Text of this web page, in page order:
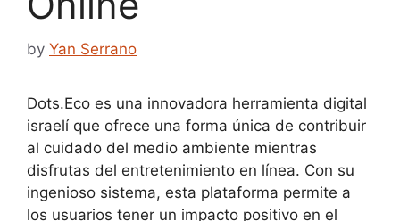
by Yan Serrano
Dots.Eco es una innovadora herramienta digital
israelí que ofrece una forma única de contribuir
al cuidado del medio ambiente mientras
disfrutas del entretenimiento en línea. Con su
ingenioso sistema, esta plataforma permite a
los usuarios tener un impacto positivo en el